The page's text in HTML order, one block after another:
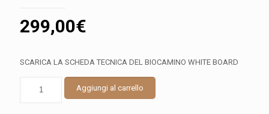
299,00€
SCARICA LA SCHEDA TECNICA DEL BIOCAMINO WHITE BOARD
Aggiungi al carrello